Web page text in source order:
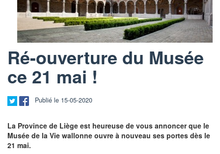
Ré-ouverture du Musée
ce 21 mai !
Publié le 15-05-2020
La Province de Liège est heureuse de vous annoncer que le
Musée de la Vie wallonne ouvre à nouveau ses portes dès le
21 mai.